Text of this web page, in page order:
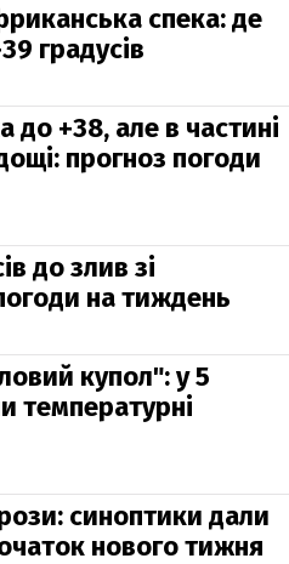
спека: де
градусів
до +38, але в частині
прогноз погоди
до злив зі
на тиждень
купол": у 5
температурні
синоптики дали
нового тижня